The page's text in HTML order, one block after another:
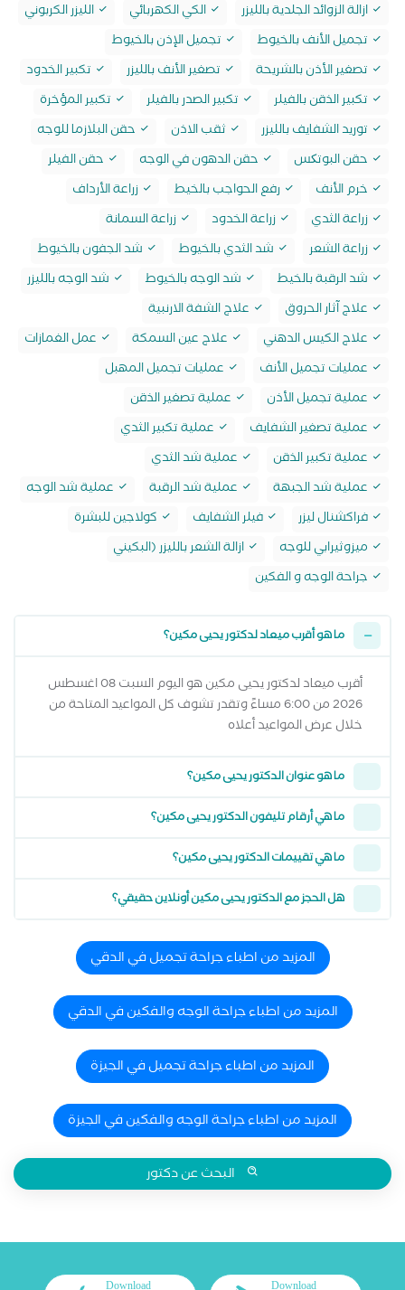
ازالة الزوائد الجلدية بالليزر
الكي الكهربائي
الليزر الكربوني
تجميل الأنف بالخيوط
تجميل الإذن بالخيوط
تصغير الأذن بالشريحة
تصغير الأنف بالليزر
تكبير الخدود
تكبير الذقن بالفيلر
تكبير الصدر بالفيلر
تكبير المؤخرة
توريد الشفايف بالليزر
ثقب الاذن
حقن البلازما للوجه
حقن البوتکس
حقن الدهون في الوجه
حقن الفيلر
خرم الأنف
رفع الحواجب بالخيط
زراعة الأرداف
زراعة الثدي
زراعة الخدود
زراعة السمانة
زراعة الشعر
شد الثدي بالخيوط
شد الجفون بالخيوط
شد الرقبة بالخيط
شد الوجه بالخيوط
شد الوجه بالليزر
علاج آثار الحروق
علاج الشفة الارنبية
علاج الكيس الدهني
علاج عين السمكة
عمل الغمازات
عمليات تجميل الأنف
عمليات تجميل المهبل
عملية تجميل الأذن
عملية تصغير الذقن
عملية تصغير الشفايف
عملية تكبير الثدي
عملية تكبير الذقن
عملية شد الثدي
عملية شد الجبهة
عملية شد الرقبة
عملية شد الوجه
فراكشنال ليزر
فيلر الشفايف
كولاجين للبشرة
ميزوثيرابي للوجه
ازالة الشعر بالليزر (البكيني
جراحة الوجه و الفكين
ما هو أقرب ميعاد لدكتور يحيى مكين؟
أقرب ميعاد لدكتور يحيى مكين هو اليوم السبت 08 اغسطس
2026 من 6:00 مساءً وتقدر تشوف كل المواعيد المتاحة من
خلال عرض المواعيد أعلاه
ما هو عنوان الدكتور يحيى مكين؟
ما هي أرقام تليفون الدكتور يحيى مكين؟
ما هي تقييمات الدكتور يحيى مكين؟
هل الحجز مع الدكتور يحيى مكين أونلاين حقيقي؟
المزيد من اطباء جراحة تجميل في الدقي
المزيد من اطباء جراحة الوجه والفكين في الدقي
المزيد من اطباء جراحة تجميل في الجيزة
المزيد من اطباء جراحة الوجه والفكين في الجيزة
البحث عن دكتور
Download
Download